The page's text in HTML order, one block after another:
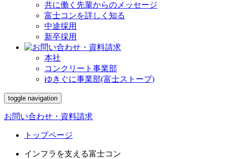
共に働く先輩からのメッセージ
富士コンを詳しく知る
中途採用
新卒採用
本社
コンクリート事業部
ゆきぐに事業部(富士ストーブ)
toggle navigation
お問い合わせ・資料請求
トップページ
インフラを支える富士コン